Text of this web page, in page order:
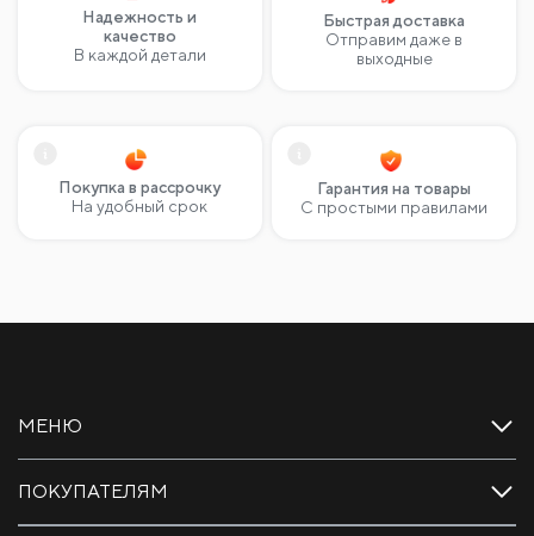
Надежность и
качество
В каждой детали
Быстрая доставка
Отправим даже в
выходные
Покупка в рассрочку
На удобный срок
Гарантия на товары
С простыми правилами
ПОКУПАТЕЛЯМ
МЕНЮ